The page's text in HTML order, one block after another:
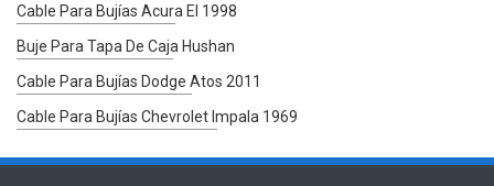
Cable Para Bujías Acura El 1998
Buje Para Tapa De Caja Hushan
Cable Para Bujías Dodge Atos 2011
Cable Para Bujías Chevrolet Impala 1969